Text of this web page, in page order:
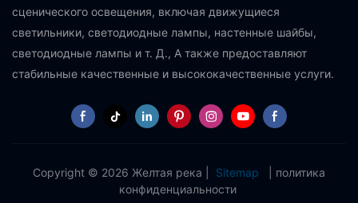
сценического освещения, включая движущиеся
светильники, светодиодные лампы, настенные шайбы,
светодиодные лампы и т. Д., А также предоставляют
стабильные качественные и высококачественные услуги.
Copyright © 2026 Желтая река | Sitemap
политика
конфиденциальности